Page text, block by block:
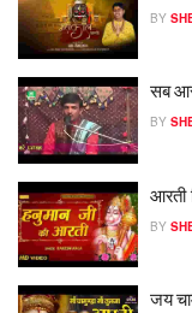
BY
सब
BY
आरती
BY
जय